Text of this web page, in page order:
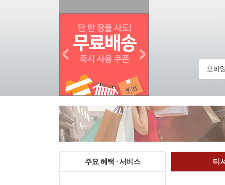
모바
주요 혜택 · 서비스 티